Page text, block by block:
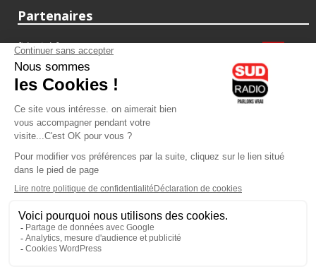
Partenaires
fiducial.fr
lyoncapitale.fr
olympique-et-lyonnais.com
L'application Iphone / Android
Téléchargez l'application
Les cookies
Gestion des cookies
Crédit photos : ©Sud Radio / Pierre Olivier